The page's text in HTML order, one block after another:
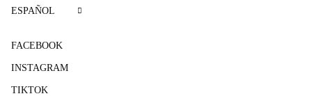
FACEBOOK
INSTAGRAM
TIKTOK
ESPAÑOL